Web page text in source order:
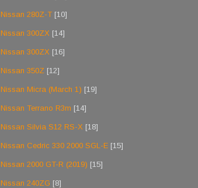
Nissan 280Z-T [10]
Nissan 300ZX [14]
Nissan 300ZX [16]
Nissan 350Z [12]
Nissan Micra (March 1) [19]
Nissan Terrano R3m [14]
Nissan Silvia S12 RS-X [18]
Nissan Cedric 330 2000 SGL-E [15]
Nissan 2000 GT-R (2019) [15]
Nissan 240ZG [8]